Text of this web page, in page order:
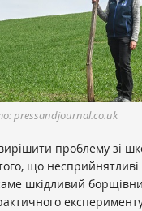
pressandjournal.co.uk
проблему зі
що
шкідливий